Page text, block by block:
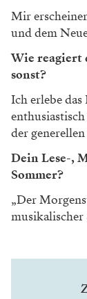
Mir
und dem
Wie reagiert
sonst?
Ich erlebe
der
Dein Lese-,
Sommer?
„Der
musikalischer